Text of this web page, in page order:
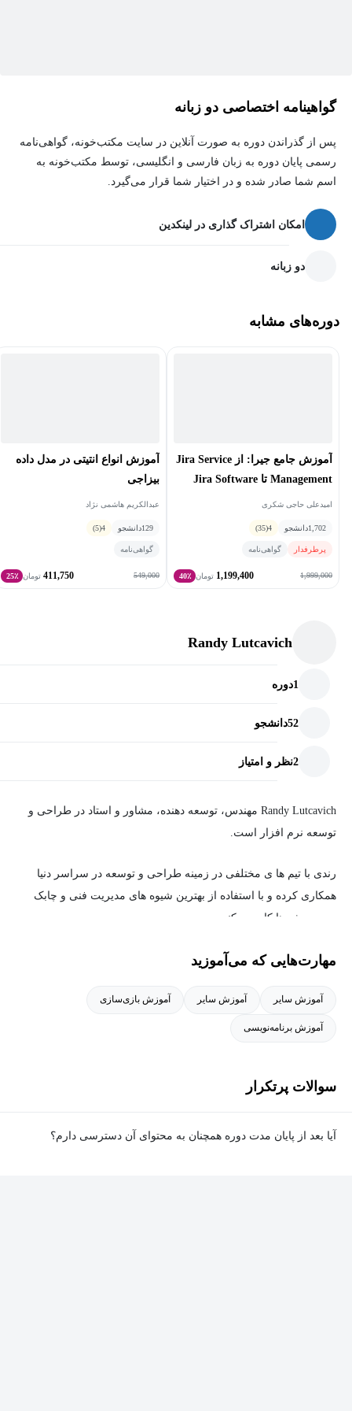
گواهینامه اختصاصی دو زبانه
پس از گذراندن دوره به صورت آنلاین در سایت مکتب‌خونه، گواهی‌نامه
رسمی پایان دوره به زبان فارسی و انگلیسی، توسط مکتب‌خونه به
اسم شما صادر شده و در اختیار شما قرار می‌گیرد.
امکان اشتراک گذاری در لینکدین
دو زبانه
دوره‌های مشابه
آموزش جامع جیرا: از Jira Service
Management تا Jira Software
امیدعلی حاجی شکری
1,702دانشجو 4
(35)
پرطرفدار گواهی‌نامه
1,999,000
1,199,400 تومان 40٪
آموزش انواع انتیتی در مدل داده
بیزاجی
عبدالکریم هاشمی نژاد
129دانشجو 4
(5)
گواهی‌نامه
549,000
411,750 تومان 25٪
Randy Lutcavich
1دوره
52دانشجو
2نظر و امتیاز
Randy Lutcavich مهندس، توسعه دهنده، مشاور و استاد در طراحی و
توسعه نرم افزار است.
رندی با تیم ها ی مختلفی در زمینه طراحی و توسعه در سراسر دنیا
همکاری کرده و با استفاده از بهترین شیوه های مدیریت فنی و چابک
روی پروژه ها کار می کند.
رندی معتند است که تمرین باعث پیشرفت می شود!
مهارت‌هایی که می‌آموزید
آموزش سایر آموزش سایر آموزش بازی‌سازی
آموزش برنامه‌نویسی
سوالات پرتکرار
آیا بعد از پایان مدت دوره همچنان به محتوای آن دسترسی دارم؟